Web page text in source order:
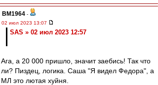
BM1964 -
02 июл 2023 13:07
SAS » 02 июл 2023 12:57
Ага, а 20 000 пришло, значит заебись! Так что
ли? Пиздец, логика. Саша "Я видел Федора", а
МЛ это лютая хуйня.